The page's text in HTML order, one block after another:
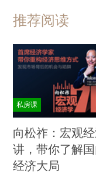
推荐阅读
私房课
向松祚：宏观
讲，带你了解
经济大局